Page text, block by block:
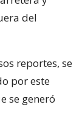
del
reportes, se
por este
se generó